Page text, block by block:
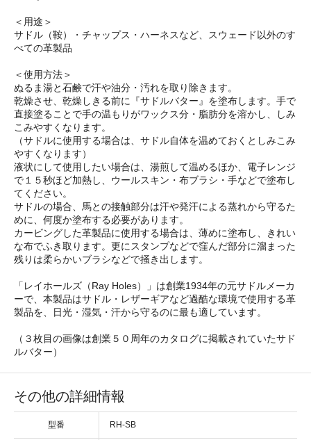
＜用途＞
サドル（鞍）・チャップス・ハーネスなど、スウェード以外のす
べての革製品
＜使用方法＞
ぬるま湯と石鹸で汗や油分・汚れを取り除きます。
乾燥させ、乾燥しきる前に『サドルバター』を塗布します。手で
直接塗ることで手の温もりがワックス分・脂肪分を溶かし、しみ
こみやすくなります。
（サドルに使用する場合は、サドル自体を温めておくとしみこみ
やすくなります）
液状にして使用したい場合は、湯煎して温めるほか、電子レンジ
で１５秒ほど加熱し、ウールスキン・布ブラシ・手などで塗布し
てください。
サドルの場合、馬との接触部分は汗や発汗による蒸れから守るた
めに、何度か塗布する必要があります。
カービングした革製品に使用する場合は、薄めに塗布し、きれい
な布でふき取ります。更にスタンプなどで窪んだ部分に溜まった
残りは柔らかいブラシなどで掻き出します。
「レイホールズ（Ray Holes）」は創業1934年の元サドルメーカ
ーで、本製品はサドル・レザーギアなど過酷な環境で使用する革
製品を、日光・湿気・汗から守るのに最も適しています。
（３枚目の画像は創業５０周年のカタログに掲載されていたサド
ルバター）
その他の詳細情報
型番 RH-SB